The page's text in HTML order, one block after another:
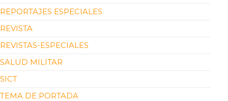
REPORTAJES ESPECIALES
REVISTA
REVISTAS-ESPECIALES
SALUD MILITAR
SICT
TEMA DE PORTADA